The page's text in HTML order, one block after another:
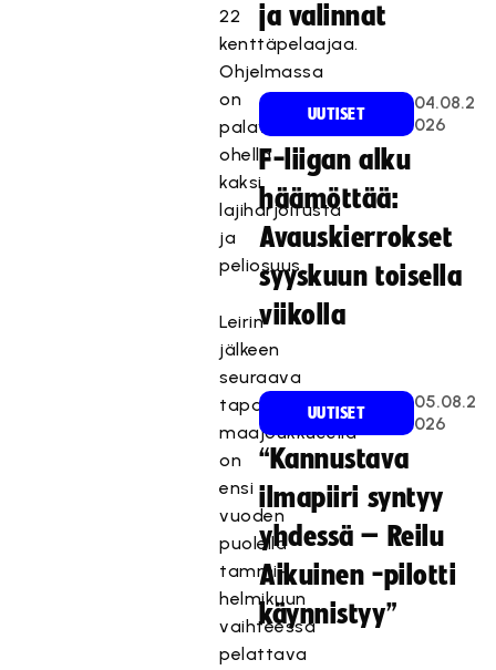
22
kenttäpelaajaa.
Ohjelmassa
on
palavereiden
ohella
kaksi
lajiharjoitusta
ja
peliosuus.
Leirin
jälkeen
seuraava
tapahtuma
maajoukkueella
on
ensi
vuoden
puolella
tammi-
helmikuun
vaihteessa
pelattava
ja valinnat
UUTISET
04.08.2
026
F-liigan alku
häämöttää:
Avauskierrokset
syyskuun toisella
viikolla
UUTISET
05.08.2
026
“Kannustava
ilmapiiri syntyy
yhdessä – Reilu
Aikuinen -pilotti
käynnistyy”